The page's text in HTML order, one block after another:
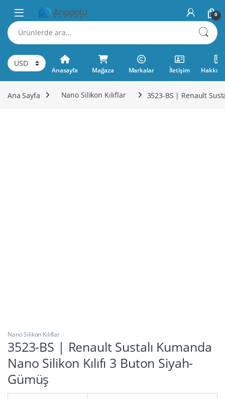
Skip to navigation
Skip to content
0
Ara:
Anasayfa Mağaza Markalar İletişim
Ana Sayfa Nano Silikon Kılıflar 3523-BS | Renault
Nano Silikon Kılıflar
3523-BS | Renault Sustalı Kumanda
Nano Silikon Kılıfı 3 Buton Siyah-
Gümüş